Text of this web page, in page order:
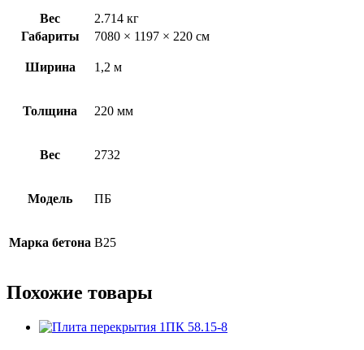
Вес
2.714 кг
Габариты
7080 × 1197 × 220 см
Ширина 1,2 м
Толщина 220 мм
Вес 2732
Модель ПБ
Марка бетона B25
Похожие товары